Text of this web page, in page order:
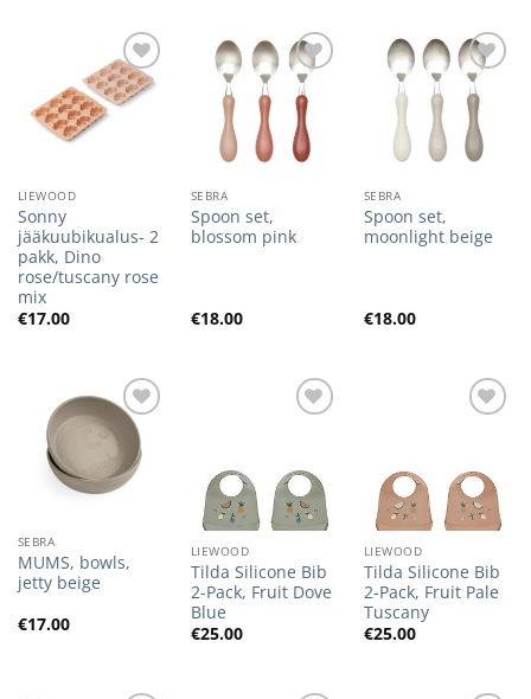
Lisa
soovilisti
LIEWOOD
Sonny
jääkuubikualus- 2
pakk, Dino
rose/tuscany rose
mix
€17.00
Lisa
soovilisti
SEBRA
Spoon set,
blossom pink
€18.00
Lisa
soovilisti
SEBRA
Spoon set,
moonlight beige
€18.00
Lisa
soovilisti
SEBRA
MUMS, bowls,
jetty beige
€17.00
LIEWOOD
Tilda Silicone Bib
2-Pack, Fruit Dove
Blue
€25.00
LIEWOOD
Tilda Silicone Bib
2-Pack, Fruit Pale
Tuscany
€25.00